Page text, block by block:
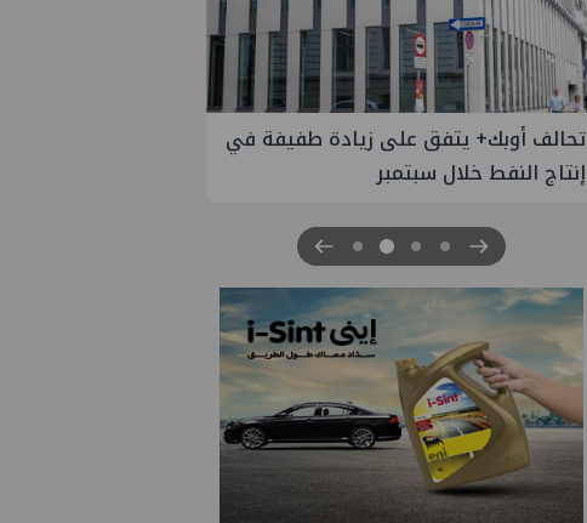
تحالف أوبك+ يتفق على زيادة طفيفة في
إنتاج النفط خلال سبتمبر